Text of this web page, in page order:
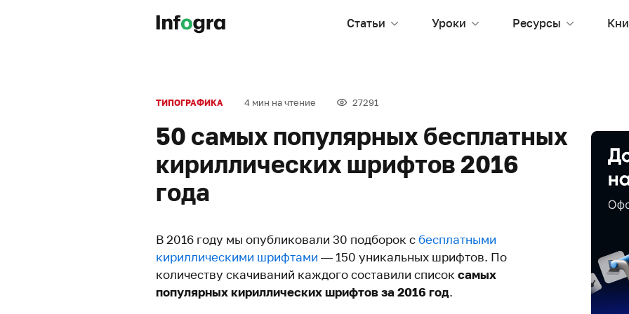
Статьи Уроки Ресурсы
ТИПОГРАФИКА 4 мин на чтение 27291
50 самых популярных бесплатных
кириллических шрифтов 2016
года
В 2016 году мы опубликовали 30 подборок сбесплатными
кириллическими шрифтами — 150 уникальных шрифтов. По
количеству скачиваний каждого составили список самых
популярных кириллических шрифтов за 2016 год.